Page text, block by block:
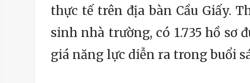
thực tế trên địa bàn Cầu Giấy.
sinh nhà trường, có 1.735 hồ
giá năng lực diễn ra trong buổi